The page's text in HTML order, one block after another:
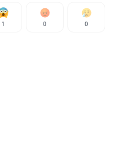
1 0 0